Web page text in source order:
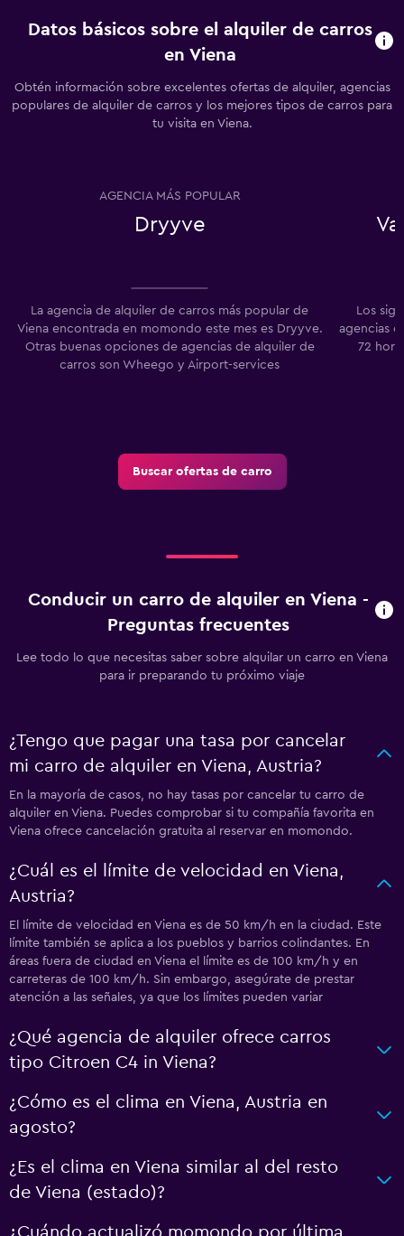
Datos básicos sobre el alquiler de carros
en Viena
Obtén información sobre excelentes ofertas de alquiler, agencias
populares de alquiler de carros y los mejores tipos de carros para
tu visita en Viena.
AGENCIA MÁS POPULAR
Dryyve
La agencia de alquiler de carros más popular de
Viena encontrada en momondo este mes es Dryyve.
Otras buenas opciones de agencias de alquiler de
carros son Wheego y Airport-services
Los
agencias
72
Buscar ofertas de carro
Conducir un carro de alquiler en Viena -
Preguntas frecuentes
Lee todo lo que necesitas saber sobre alquilar un carro en Viena
para ir preparando tu próximo viaje
¿Tengo que pagar una tasa por cancelar
mi carro de alquiler en Viena, Austria?
En la mayoría de casos, no hay tasas por cancelar tu carro de
alquiler en Viena. Puedes comprobar si tu compañía favorita en
Viena ofrece cancelación gratuita al reservar en momondo.
¿Cuál es el límite de velocidad en Viena,
Austria?
El límite de velocidad en Viena es de 50 km/h en la ciudad. Este
límite también se aplica a los pueblos y barrios colindantes. En
áreas fuera de ciudad en Viena el límite es de 100 km/h y en
carreteras de 100 km/h. Sin embargo, asegúrate de prestar
atención a las señales, ya que los límites pueden variar
¿Qué agencia de alquiler ofrece carros
tipo Citroen C4 in Viena?
¿Cómo es el clima en Viena, Austria en
agosto?
¿Es el clima en Viena similar al del resto
de Viena (estado)?
¿Cuándo actualizó momondo por última